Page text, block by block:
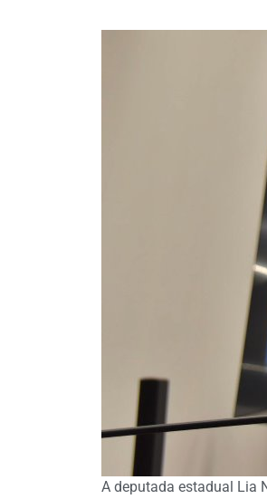
A deputada estadual Lia